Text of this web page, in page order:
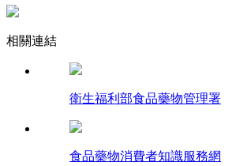
相關連結
衛生福利部食品藥物管理署
食品藥物消費者知識服務網